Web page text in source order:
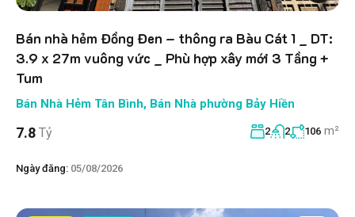
Bán nhà hẻm Đồng Đen – thông ra Bàu Cát 1 _ DT:
3.9 x 27m vuông vức _ Phù hợp xây mới 3 Tầng +
Tum
Bán Nhà Hẻm Tân Bình, Bán Nhà phường Bảy Hiền
7.8 Tỷ 2 2 106 m²
Ngày đăng: 05/08/2026